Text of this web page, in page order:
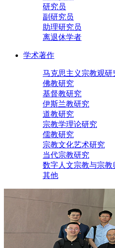
研究员
副研究员
助理研究员
离退休学者
学术著作
马克思主义宗教观研
佛教研究
基督教研究
伊斯兰教研究
道教研究
宗教学理论研究
儒教研究
宗教文化艺术研究
当代宗教研究
数字人文宗教与宗教
其他